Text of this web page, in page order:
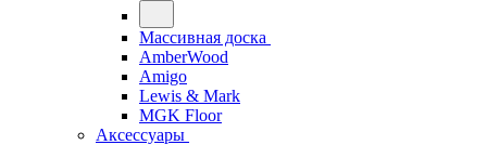
Массивная доска
AmberWood
Amigo
Lewis & Mark
MGK Floor
Аксессуары